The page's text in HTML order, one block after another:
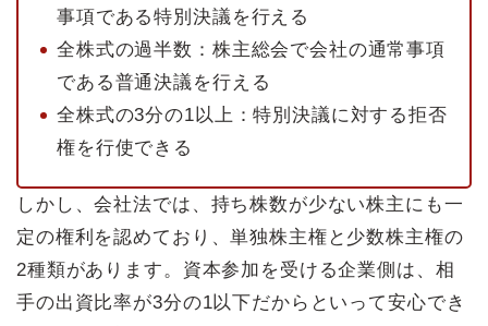
事項である特別決議を行える
全株式の過半数：株主総会で会社の通常事項
である普通決議を行える
全株式の3分の1以上：特別決議に対する拒否
権を行使できる
しかし、会社法では、持ち株数が少ない株主にも一
定の権利を認めており、単独株主権と少数株主権の
2種類があります。資本参加を受ける企業側は、相
手の出資比率が3分の1以下だからといって安心でき